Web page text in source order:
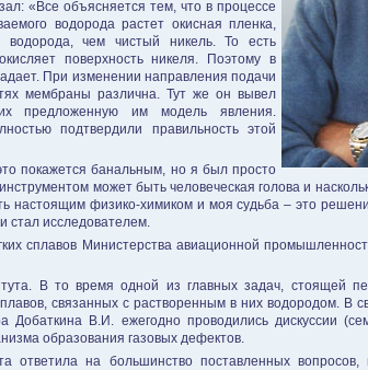
«Все объясняется тем, что в процессе
водорода растет окисная пленка,
чем чистый никель. То есть
поверхность никеля. Поэтому в
При изменении направления подачи
мембраны различна. Тут же он вывел
предложенную им модель явления.
подтвердили правильность этой
покажется банальным, но я был просто
может быть человеческая голова и
настоящим физико-химиком и моя судьба – это
стал исследователем.
сплавов Министерства авиационной
В то время одной из главных задач, стоящей
связанных с растворенным в них водородом. В
В.И. ежегодно проводились дискуссии
образования газовых дефектов.
ответила на большинство поставленных вопросов,